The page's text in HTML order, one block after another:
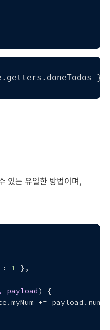
있는 유일한 방법이며,
: 1 },
payload ) {
myNum += payload. num